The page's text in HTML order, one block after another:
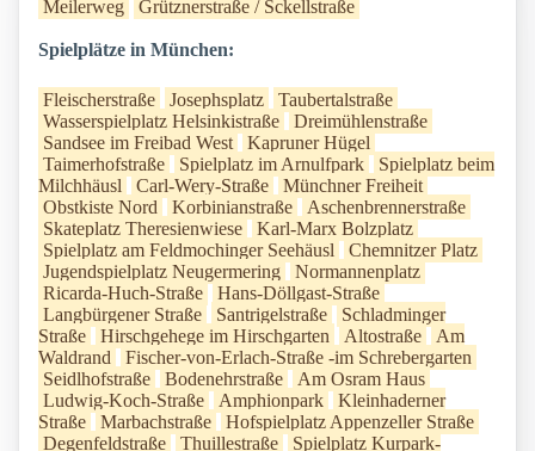
Meilerweg Grütznerstraße / Sckellstraße
Spielplätze in München:
Fleischerstraße Josephsplatz
Taubertalstraße
Wasserspielplatz Helsinkistraße
Dreimühlenstraße
Sandsee im Freibad West
Kapruner Hügel
Taimerhofstraße
Spielplatz im Arnulfpark
Spielplatz beim
Milchhäusl
Carl-Wery-Straße
Münchner Freiheit
Obstkiste Nord
Korbinianstraße
Aschenbrennerstraße
Skateplatz Theresienwiese
Karl-Marx Bolzplatz
Spielplatz am Feldmochinger Seehäusl
Chemnitzer Platz
Jugendspielplatz Neugermering
Normannenplatz
Ricarda-Huch-Straße
Hans-Döllgast-Straße
Langbürgener Straße
Santrigelstraße
Schladminger
Straße
Hirschgehege im Hirschgarten Altostraße
Am
Waldrand
Fischer-von-Erlach-Straße -im Schrebergarten
Seidlhofstraße
Bodenehrstraße
Am Osram Haus
Ludwig-Koch-Straße
Amphionpark
Kleinhaderner
Straße
Marbachstraße
Hofspielplatz Appenzeller Straße
Degenfeldstraße
Thuillestraße
Spielplatz Kurpark-